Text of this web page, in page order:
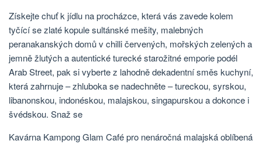
Získejte chuť k jídlu na procházce, která vás zavede kolem
tyčící se zlaté kopule sultánské mešity, malebných
peranakanských domů v chilli červených, mořských zelených a
jemně žlutých a autentické turecké starožitné emporie podél
Arab Street, pak si vyberte z lahodně dekadentní směs kuchyní,
která zahrnuje – zhluboka se nadechněte – tureckou, syrskou,
libanonskou, indonéskou, malajskou, singapurskou a dokonce i
švédskou. Snaž se
Kavárna Kampong Glam Café pro nenáročná malajská oblíbená